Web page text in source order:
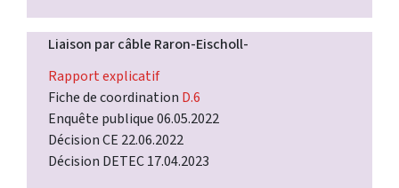
Liaison par câble Raron-Eischoll-
Rapport explicatif
Fiche de coordination D.6
Enquête publique 06.05.2022
Décision CE 22.06.2022
Décision DETEC 17.04.2023